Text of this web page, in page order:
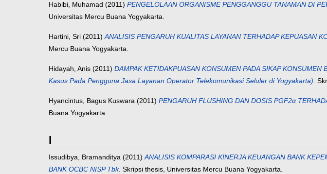
Habibi, Muhamad (2011) PENGELOLAAN ORGANISME PENGGANGGU TANAMAN DI
Universitas Mercu Buana Yogyakarta.
Hartini, Sri (2011)ANALISIS PENGARUH KUALITAS LAYANAN TERHADAP KEPUASAN
Mercu Buana Yogyakarta.
Hidayah, Anis (2011) DAMPAK KETIDAKPUASAN KONSUMEN PADA SIKAP
Kasus Pada Pengguna Jasa Layanan Operator Telekomunikasi Seluler di Yogyakarta).
Hyancintus, Bagus Kuswara (2011) PENGARUH FLUSHING DAN DOSIS PGF2α
Buana Yogyakarta.
I
Issudibya, Bramanditya (2011)ANALISIS KOMPARASI KINERJA KEUANGAN BANK
BANK OCBC NISP Tbk. Skripsi thesis, Universitas Mercu Buana Yogyakarta.